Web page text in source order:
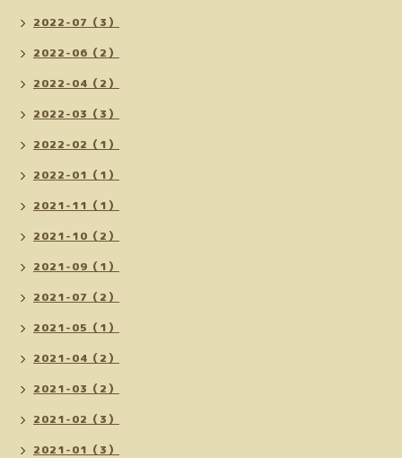
2022-07（3）
2022-06（2）
2022-04（2）
2022-03（3）
2022-02（1）
2022-01（1）
2021-11（1）
2021-10（2）
2021-09（1）
2021-07（2）
2021-05（1）
2021-04（2）
2021-03（2）
2021-02（3）
2021-01（3）